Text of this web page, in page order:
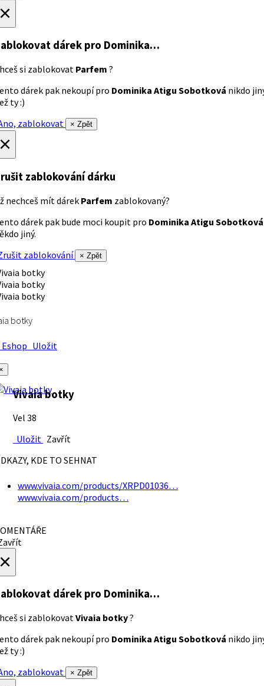
dárek pro Dominika…
si zablokovat Parfem ?
dárek pak nekoupí pro Dominika Atigu Sobotková nikdo
ty :)
zablokovat
× Zpět
zablokování dárku
nechceš mít dárek Parfem zablokovaný?
dárek pak bude moci koupit pro Dominika Atigu Sobotková
jiný.
zablokování
× Zpět
botky
Uložit
Vivaia botky
Vel 38
Uložit Zavřít
KDE TO SEHNAT
www.vivaia.com/products/XRPD01036…
www.vivaia.com/products…
dárek pro Dominika…
si zablokovatVivaia botky?
dárek pak nekoupí pro Dominika Atigu Sobotková nikdo
ty :)
zablokovat
× Zpět